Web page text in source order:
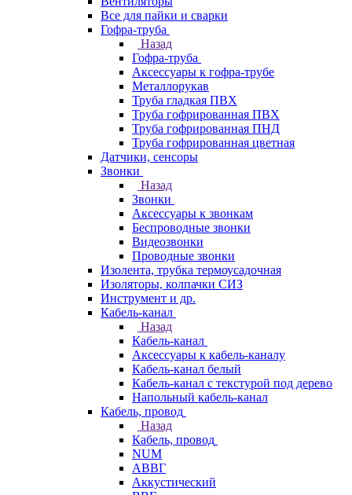
Все для пайки и сварки
Гофра-труба
Назад
Гофра-труба
Аксессуары к гофра-трубе
Металлорукав
Труба гладкая ПВХ
Труба гофрированная ПВХ
Труба гофрированная ПНД
Труба гофрированная цветная
Датчики, сенсоры
Звонки
Назад
Звонки
Аксессуары к звонкам
Беспроводные звонки
Видеозвонки
Проводные звонки
Изолента, трубка термоусадочная
Изоляторы, колпачки СИЗ
Инструмент и др.
Кабель-канал
Назад
Кабель-канал
Аксессуары к кабель-каналу
Кабель-канал белый
Кабель-канал с текстурой под дерево
Напольный кабель-канал
Кабель, провод
Назад
Кабель, провод
NUM
АВВГ
Аккустический